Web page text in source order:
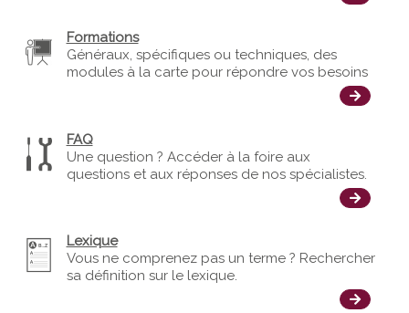
Formations
Généraux, spécifiques ou techniques, des
modules à la carte pour répondre vos besoins
FAQ
Une question ? Accéder à la foire aux
questions et aux réponses de nos spécialistes.
Lexique
Vous ne comprenez pas un terme ? Rechercher
sa définition sur le lexique.